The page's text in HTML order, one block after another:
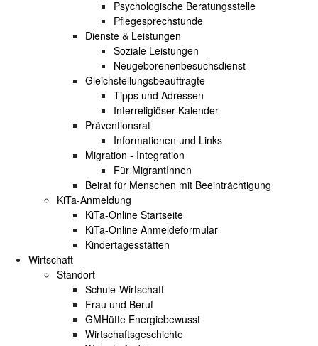
Psychologische Beratungsstelle
Pflegesprechstunde
Dienste & Leistungen
Soziale Leistungen
Neugeborenenbesuchsdienst
Gleichstellungsbeauftragte
Tipps und Adressen
Interreligiöser Kalender
Präventionsrat
Informationen und Links
Migration - Integration
Für MigrantInnen
Beirat für Menschen mit Beeinträchtigung
KiTa-Anmeldung
KiTa-Online Startseite
KiTa-Online Anmeldeformular
Kindertagesstätten
Wirtschaft
Standort
Schule-Wirtschaft
Frau und Beruf
GMHütte Energiebewusst
Wirtschaftsgeschichte